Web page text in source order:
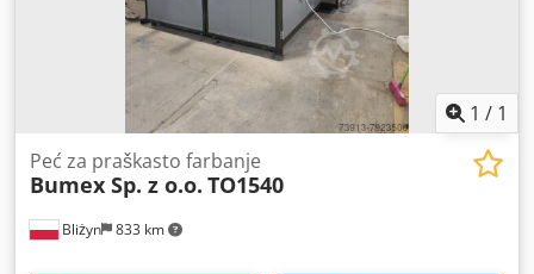
1 / 1
Bliżyn 833 km
Peć za praškasto farbanje
Bumex Sp. z o.o. TO1540